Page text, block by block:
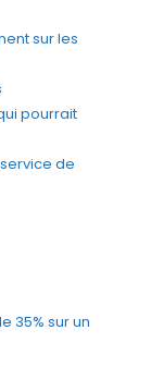
sur les
pourrait
de
35% sur un